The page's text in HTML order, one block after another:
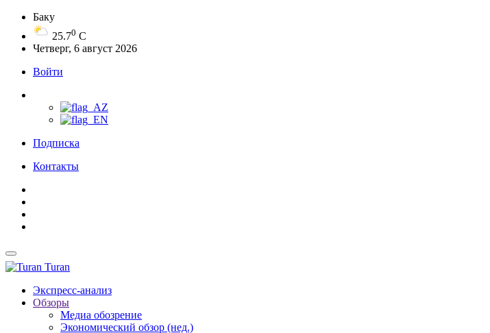
Баку
25.70 C
Четверг, 6 август 2026
Войти
Подписка
Контакты
Turan
Экспресс-анализ
Обзоры
Медиа обозрение
Экономический обзор (нед.)